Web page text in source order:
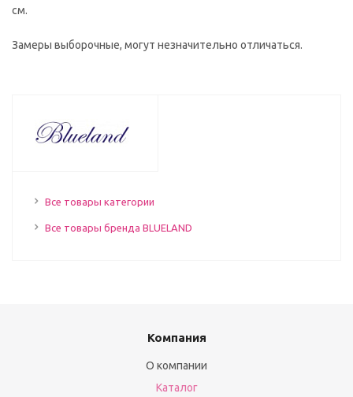
см.
Замеры выборочные, могут незначительно отличаться.
Все товары категории
Все товары бренда BLUELAND
Компания
О компании
Каталог